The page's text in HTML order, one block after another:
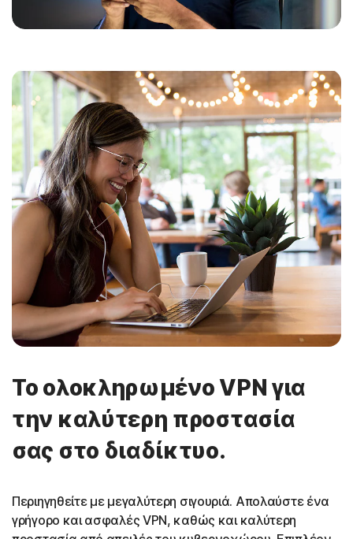
Το ολοκληρωμένο VPN για
την καλύτερη προστασία
σας στο διαδίκτυο.
Περιηγηθείτε με μεγαλύτερη σιγουριά. Απολαύστε ένα
γρήγορο και ασφαλές VPN, καθώς και καλύτερη